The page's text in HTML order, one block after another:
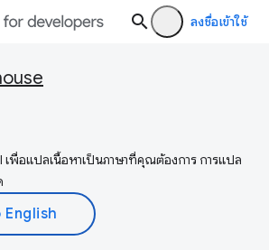
ลงชื่อเข้าใช้
เพื่อแปลเนื้อหาเป็นภาษาที่คุณต้องการ การแปล